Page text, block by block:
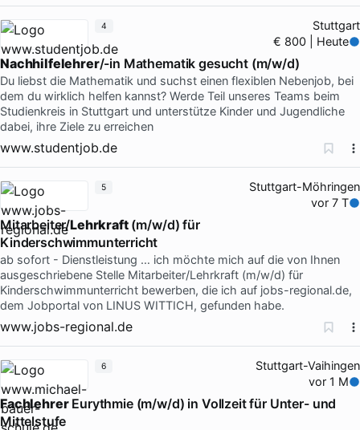
Stuttgart
€ 800 | Heute
Nachhilfelehrer/-in Mathematik gesucht (m/w/d)
Du liebst die Mathematik und suchst einen flexiblen Nebenjob, bei
dem du wirklich helfen kannst? Werde Teil unseres Teams beim
Studienkreis in Stuttgart und unterstütze Kinder und Jugendliche
dabei, ihre Ziele zu erreichen
www.studentjob.de
4
Stuttgart-Möhringen
vor 7 T
Mitarbeiter/Lehrkraft(m/w/d) für
Kinderschwimmunterricht
ab sofort - Dienstleistung … ich möchte mich auf die von Ihnen
ausgeschriebene Stelle Mitarbeiter/Lehrkraft (m/w/d) für
Kinderschwimmunterricht bewerben, die ich auf jobs-regional.de,
dem Jobportal von LINUS WITTICH, gefunden habe.
www.jobs-regional.de
5
Stuttgart-Vaihingen
vor 1 M
FachlehrerEurythmie (m/w/d) in Vollzeit für Unter- und
Mittelstufe
6